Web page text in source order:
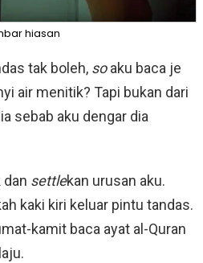
hiasan
tak boleh, soaku baca je
air menitik? Tapi bukan dari
sebab aku dengar dia
dan settlekan urusan aku.
kaki kiri keluar pintu tandas.
kamit baca ayat al-Quran